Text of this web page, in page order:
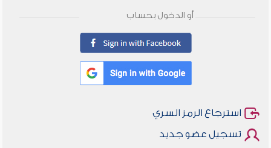
أو الدخول بحساب
استرجاع الرمز السري
تسجيل عضو جديد